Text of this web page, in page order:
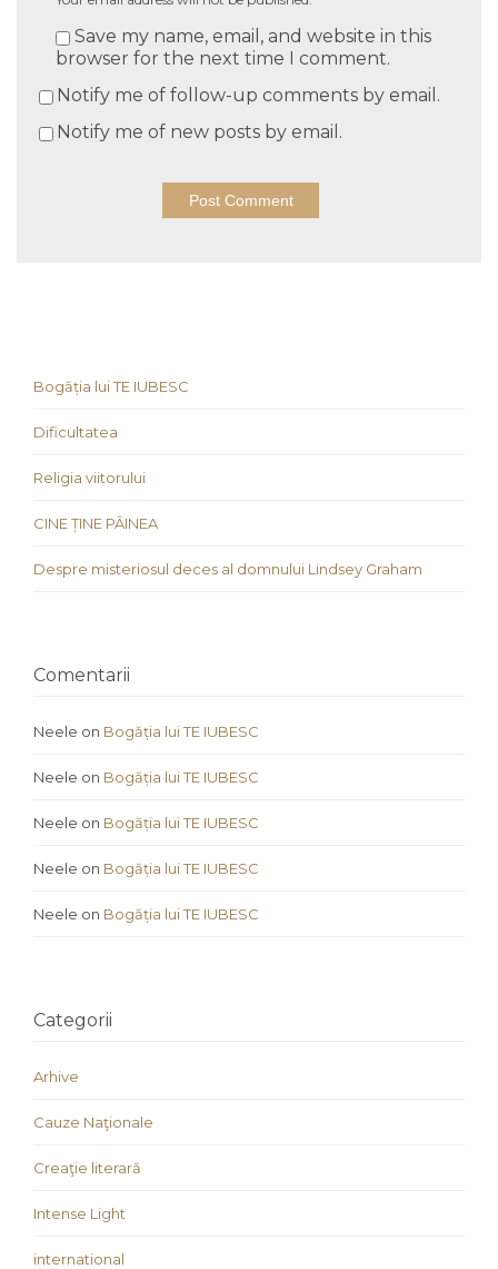
Save my name, email, and website in this
browser for the next time I comment.
Notify me of follow-up comments by email.
Notify me of new posts by email.
Bogăția lui TE IUBESC
Dificultatea
Religia viitorului
CINE ȚINE PÂINEA
Despre misteriosul deces al domnului Lindsey Graham
Comentarii
Neele on Bogăția lui TE IUBESC
Neele on Bogăția lui TE IUBESC
Neele on Bogăția lui TE IUBESC
Neele on Bogăția lui TE IUBESC
Neele on Bogăția lui TE IUBESC
Categorii
Arhive
Cauze Naţionale
Creaţie literară
Intense Light
international